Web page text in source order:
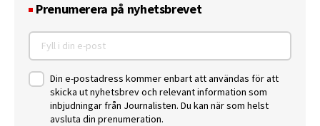
Prenumerera på nyhetsbrevet
Din e-postadress kommer enbart att användas för att
skicka ut nyhetsbrev och relevant information som
inbjudningar från Journalisten. Du kan när som helst
avsluta din prenumeration.